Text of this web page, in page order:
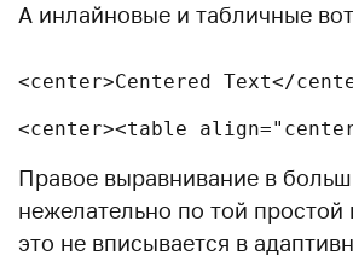
А инлайновые и табличные
<center>Centered Text</
<center><table
Правое выравнивание в
нежелательно по той простой
это не вписывается в